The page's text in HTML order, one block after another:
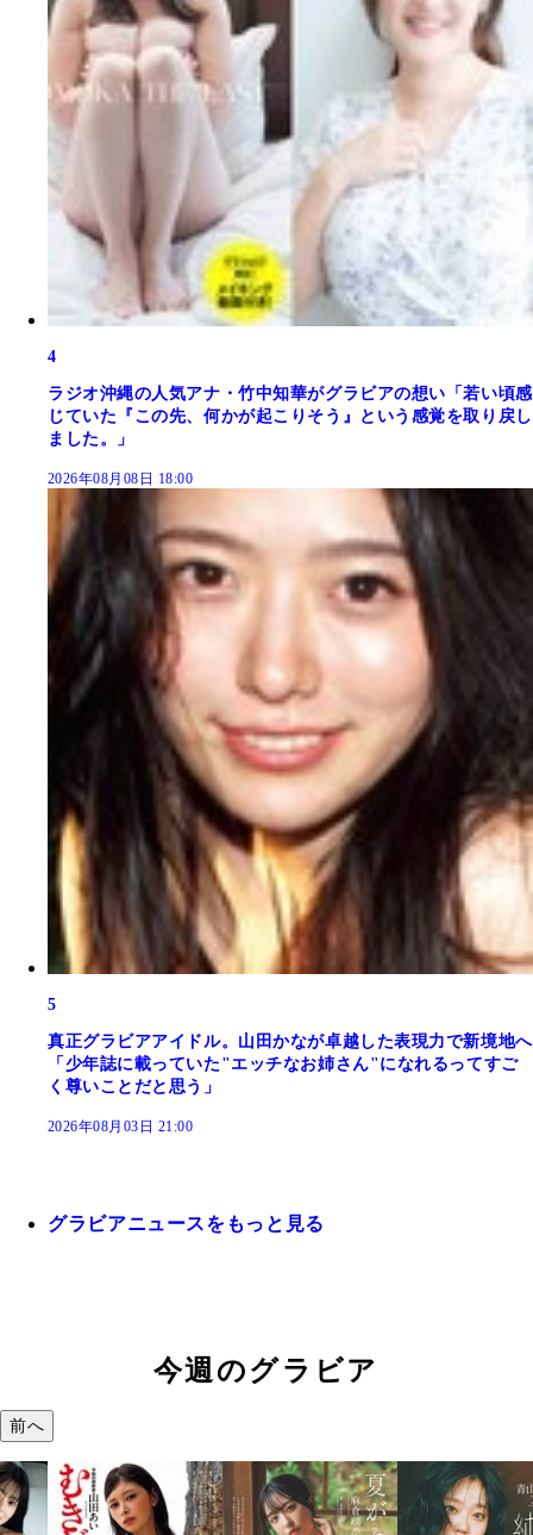
4
ラジオ沖縄の人気アナ・竹中知華がグラビアの想い「若い頃感
じていた『この先、何かが起こりそう』という感覚を取り戻し
ました。」
2026年08月08日 18:00
5
真正グラビアアイドル。山田かなが卓越した表現力で新境地へ
「少年誌に載っていた"エッチなお姉さん"になれるってすご
く尊いことだと思う」
2026年08月03日 21:00
グラビアニュースをもっと見る
今週のグラビア
前へ